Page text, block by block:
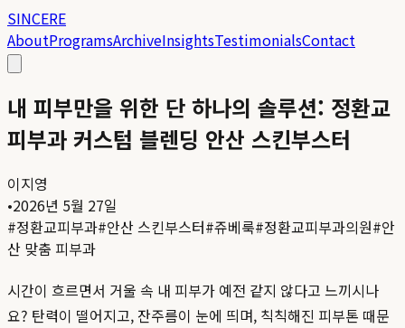
SINCERE
AboutProgramsArchiveInsightsTestimonialsContact
내 피부만을 위한 단 하나의 솔루션: 정환교
피부과 커스텀 블렌딩 안산 스킨부스터
이지영
•2026년 5월 27일
#정환교피부과#안산 스킨부스터#쥬베룩#정환교피부과의원#안
산 맞춤 피부과
시간이 흐르면서 거울 속 내 피부가 예전 같지 않다고 느끼시나
요? 탄력이 떨어지고, 잔주름이 눈에 띄며, 칙칙해진 피부톤 때문